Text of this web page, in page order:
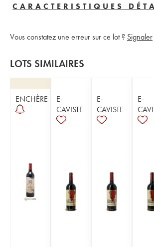
CARACTERISTIQUES
Vous constatez une erreur sur ce lot ? Signaler
LOTS SIMILAIRES
ENCHÈRE
E-
CAVISTE
E-
CAVISTE
E-